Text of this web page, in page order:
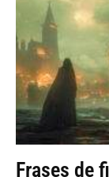
Frases de